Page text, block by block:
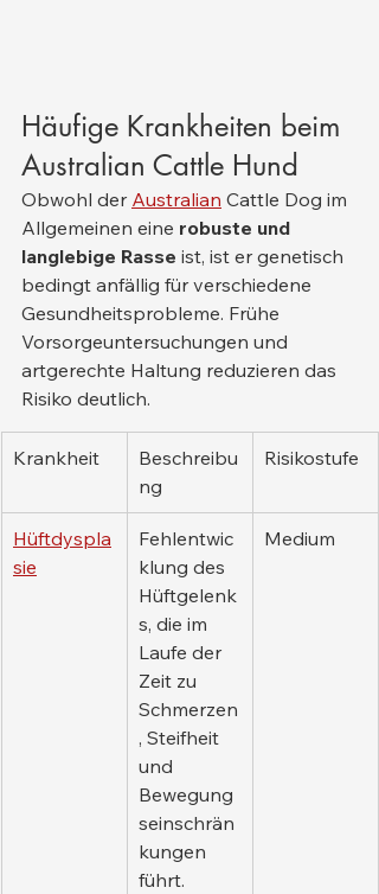
Häufige Krankheiten beim
Australian Cattle Hund
Obwohl der Australian Cattle Dog im
Allgemeinen eine robuste und
langlebige Rasse ist, ist er genetisch
bedingt anfällig für verschiedene
Gesundheitsprobleme. Frühe
Vorsorgeuntersuchungen und
artgerechte Haltung reduzieren das
Risiko deutlich.
Krankheit
Beschreibu
ng
Risikostufe
Hüftdyspla
sie
Fehlentwic
klung des
Hüftgelenk
s, die im
Laufe der
Zeit zu
Schmerzen
, Steifheit
und
Bewegung
seinschrän
kungen
führt.
Medium